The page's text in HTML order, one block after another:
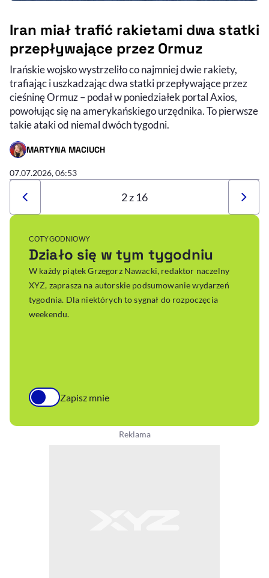
Iran miał trafić rakietami dwa statki
przepływające przez Ormuz
Irańskie wojsko wystrzeliło co najmniej dwie rakiety,
trafiając i uszkadzając dwa statki przepływające przez
cieśninę Ormuz – podał w poniedziałek portal Axios,
powołując się na amerykańskiego urzędnika. To pierwsze
takie ataki od niemal dwóch tygodni.
MARTYNA MACIUCH
- AUTOR ARTYKUŁU - PROFIL
07.07.2026, 06:53
2 z 16